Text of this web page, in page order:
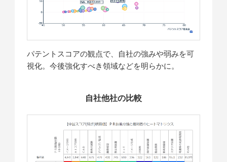
パテントスコアの観点で、自社の強みや弱みを可
視化。今後強化すべき領域などを明らかに。
自社他社の比較